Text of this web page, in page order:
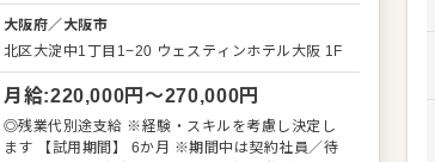
にしてください。 ホール・サービススタッフは店
舗の顔となります。感謝の言葉をいただいたり、改
善要求などのご意見を直接いただくこともありま
す。それらの内容を店舗メンバーに共有しながら、
よりよいお店づくりを心がけてください。オペレー
ション改善や構築についてのアイデアも大歓迎で
す。 【具体的には…】 ・開店、閉店準備、清掃 ・
大阪府／ 大阪市
北区大淀中1丁目1−20 ウェスティンホテル大阪 1F
月給:220,000円〜270,000円
◎残業代別途支給 ※経験・スキルを考慮し決定し
ます 【試用期間】 6か月 ※期間中は契約社員／待